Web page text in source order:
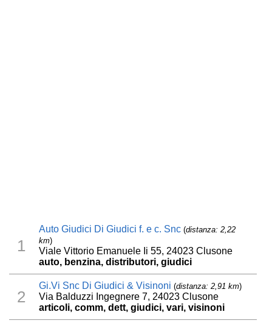
1
Auto Giudici Di Giudici f. e c. Snc (distanza: 2,22
km)
Viale Vittorio Emanuele Ii 55, 24023 Clusone
auto, benzina, distributori, giudici
2
Gi.Vi Snc Di Giudici & Visinoni (distanza: 2,91 km)
Via Balduzzi Ingegnere 7, 24023 Clusone
articoli, comm, dett, giudici, vari, visinoni